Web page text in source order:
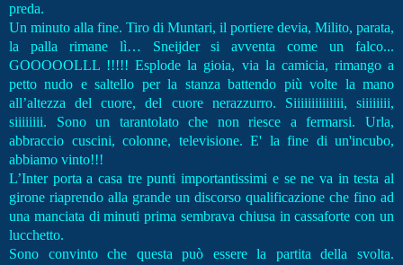
preda.
Un minuto alla fine. Tiro di Muntari, il portiere devia, Milito, parata,
la palla rimane lì… Sneijder si avventa come un falco...
GOOOOOLLL !!!!! Esplode la gioia, via la camicia, rimango a
petto nudo e saltello per la stanza battendo più volte la mano
all’altezza del cuore, del cuore nerazzurro. Siiiiiiiiiiiiii, siiiiiiii,
siiiiiiii. Sono un tarantolato che non riesce a fermarsi. Urla,
abbraccio cuscini, colonne, televisione. E' la fine di un'incubo,
abbiamo vinto!!!
L’Inter porta a casa tre punti importantissimi e se ne va in testa al
girone riaprendo alla grande un discorso qualificazione che fino ad
una manciata di minuti prima sembrava chiusa in cassaforte con un
lucchetto.
Sono convinto che questa può essere la partita della svolta.